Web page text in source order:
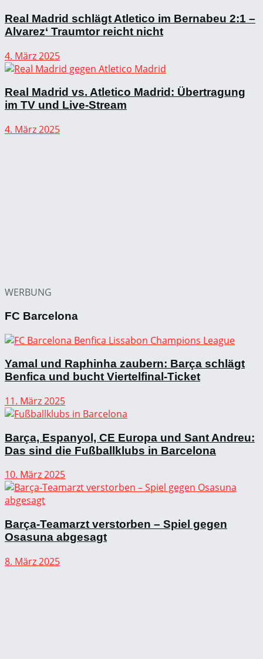
Real Madrid schlägt Atletico im Bernabeu 2:1 –
Alvarez‘ Traumtor reicht nicht
4. März 2025
Real Madrid vs. Atletico Madrid: Übertragung
im TV und Live-Stream
4. März 2025
WERBUNG
FC Barcelona
Yamal und Raphinha zaubern: Barça schlägt
Benfica und bucht Viertelfinal-Ticket
11. März 2025
Barça, Espanyol, CE Europa und Sant Andreu:
Das sind die Fußballklubs in Barcelona
10. März 2025
Barça-Teamarzt verstorben – Spiel gegen
Osasuna abgesagt
8. März 2025